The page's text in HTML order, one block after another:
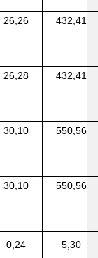
26,26 432,41
26,28 432,41
30,10 550,56
30,10 550,56
0,24 5,30